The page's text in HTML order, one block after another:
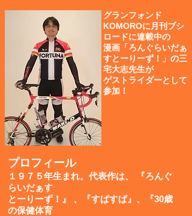
グランフォンド
KOMOROに月刊ブシ
ロードに連載中の
漫画「ろんぐらいだぁ
すとーりーず！」の三
宅大志先生が
​ゲストライダーとして
参加！
プロフィール
１９７５年生まれ。代表作は、 『ろんぐ
らいだぁす
とーりーず！』 、『すぱすぱ』、『30歳
の保健体育